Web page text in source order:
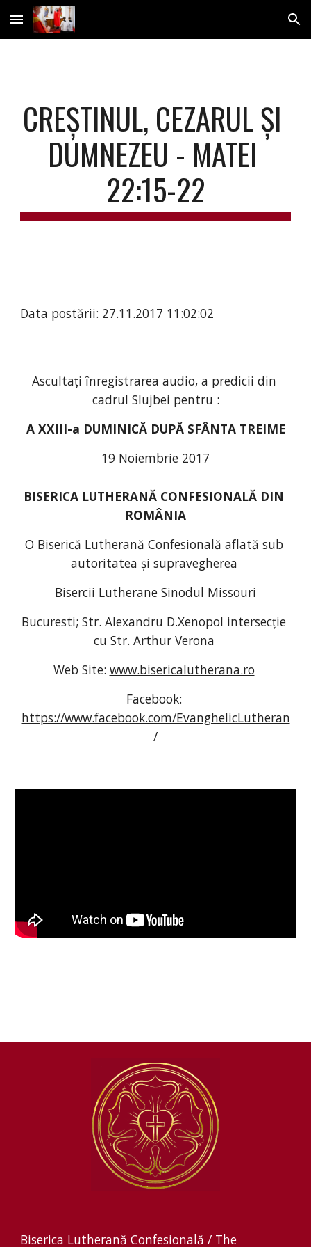
Skip to main content Skip to navigation
CREȘTINUL, CEZARUL ȘI
DUMNEZEU - MATEI
22:15-22
Data postării: 27.11.2017 11:02:02
Ascultați înregistrarea audio, a predicii din
cadrul Slujbei pentru :
A XXIII-a DUMINICĂ DUPĂ SFÂNTA TREIME
19 Noiembrie 2017
BISERICA LUTHERANĂ CONFESIONALĂ DIN
ROMÂNIA
O Biserică Lutherană Confesională aflată sub
autoritatea și supravegherea
Bisercii Lutherane Sinodul Missouri
Bucuresti; Str. Alexandru D.Xenopol intersecție
cu Str. Arthur Verona
Web Site: www.bisericalutherana.ro
https://www.facebook.com/EvanghelicLutheran
/
Biserica Lutherană Confesională / The